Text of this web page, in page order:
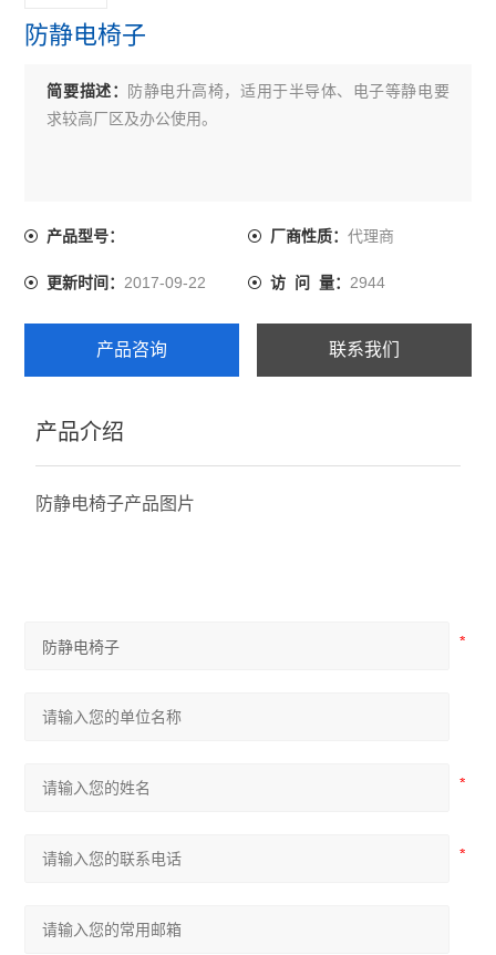
防静电椅子
简要描述：
防静电升高椅，适用于半导体、电子等静电要
求较高厂区及办公使用。
产品型号： 厂商性质： 代理商
更新时间：2017-09-22 访 问 量： 2944
产品咨询 联系我们
产品介绍
防静电椅子产品图片